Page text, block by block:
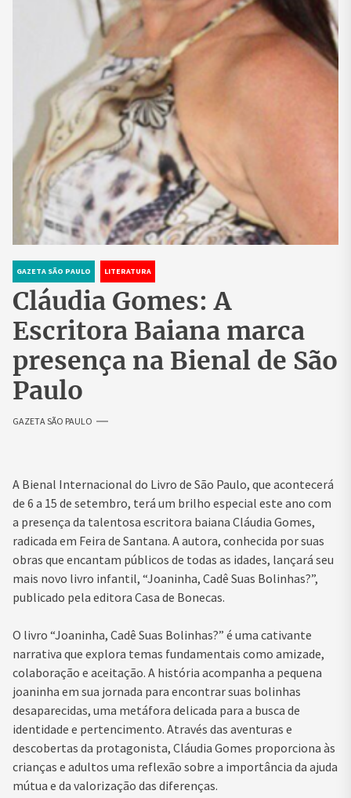
GAZETA SÃO PAULO LITERATURA
Cláudia Gomes: A
Escritora Baiana marca
presença na Bienal de São
Paulo
GAZETA SÃO PAULO
A Bienal Internacional do Livro de São Paulo, que acontecerá
de 6 a 15 de setembro, terá um brilho especial este ano com
a presença da talentosa escritora baiana Cláudia Gomes,
radicada em Feira de Santana. A autora, conhecida por suas
obras que encantam públicos de todas as idades, lançará seu
mais novo livro infantil, “Joaninha, Cadê Suas Bolinhas?”,
publicado pela editora Casa de Bonecas.
O livro “Joaninha, Cadê Suas Bolinhas?” é uma cativante
narrativa que explora temas fundamentais como amizade,
colaboração e aceitação. A história acompanha a pequena
joaninha em sua jornada para encontrar suas bolinhas
desaparecidas, uma metáfora delicada para a busca de
identidade e pertencimento. Através das aventuras e
descobertas da protagonista, Cláudia Gomes proporciona às
crianças e adultos uma reflexão sobre a importância da ajuda
mútua e da valorização das diferenças.